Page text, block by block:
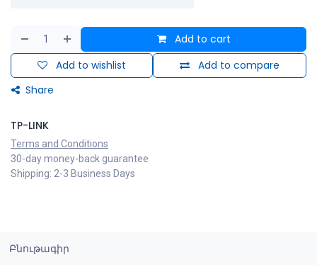
Add to cart
Add to compare
Add to wishlist
Share
TP-LINK
Terms and Conditions
30-day money-back guarantee
Shipping: 2-3 Business Days
Բնութագիր